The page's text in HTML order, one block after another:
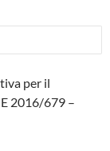
per il
2016/679 –